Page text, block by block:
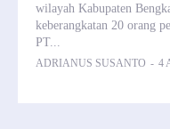
wilayah Kabupaten
keberangkatan 20 orang
PT...
ADRIANUS SUSANTO - 4